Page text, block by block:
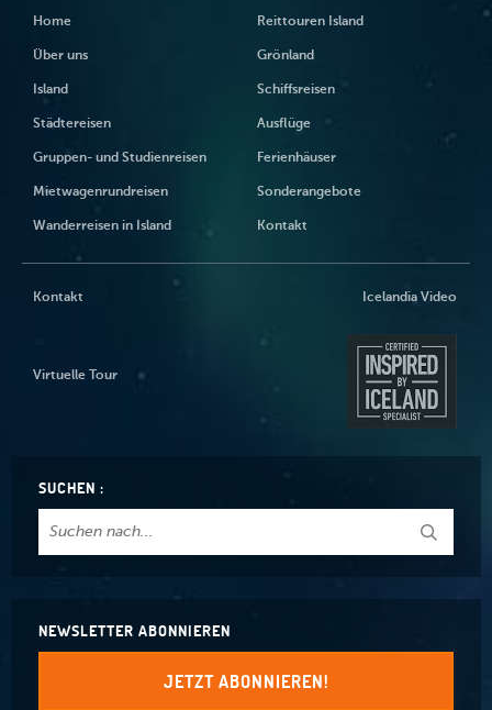
Home
Über uns
Island
Städtereisen
Gruppen- und Studienreisen
Mietwagenrundreisen
Wanderreisen in Island
Reittouren Island
Grönland
Schiffsreisen
Ausflüge
Ferienhäuser
Sonderangebote
Kontakt
Kontakt Icelandia Video
Virtuelle Tour
SUCHEN :
NEWSLETTER ABONNIEREN
JETZT ABONNIEREN!